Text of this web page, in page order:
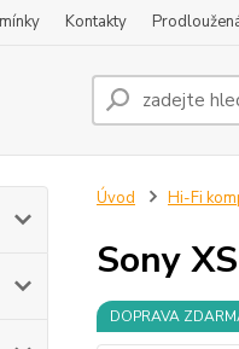
Kontakty
Úvod Hi-Fi
Sony
DOPRAVA